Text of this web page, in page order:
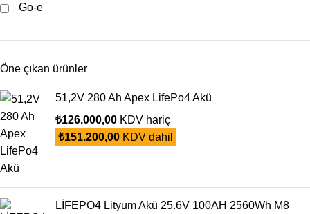
Go-e
Öne çıkan ürünler
51,2V 280 Ah Apex LifePo4 Akü
₺126.000,00 KDV hariç
₺151.200,00 KDV dahil
LİFEPO4 Lityum Akü 25.6V 100AH 2560Wh M8